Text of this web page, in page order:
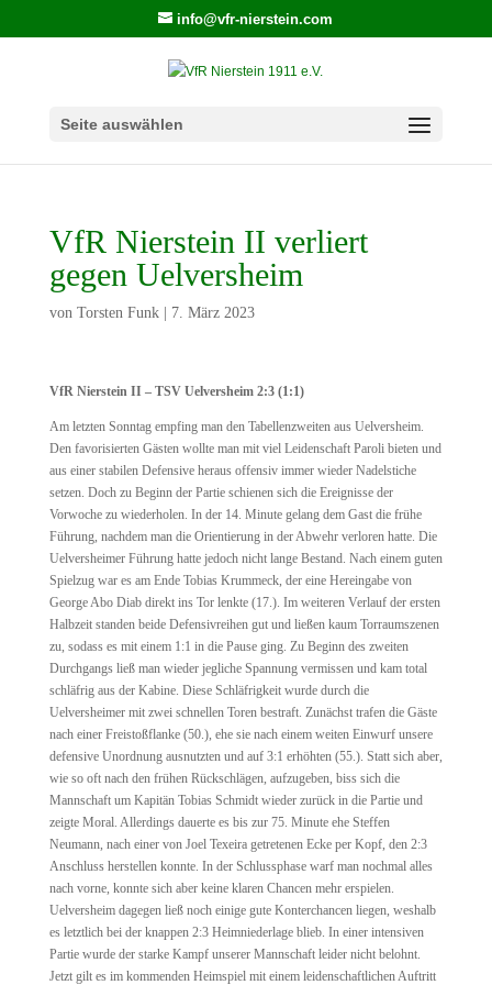
info@vfr-nierstein.com
Seite auswählen
VfR Nierstein II verliert
gegen Uelversheim
von Torsten Funk| 7. März 2023
VfR Nierstein II – TSV Uelversheim 2:3 (1:1)
Am letzten Sonntag empfing man den Tabellenzweiten aus Uelversheim.
Den favorisierten Gästen wollte man mit viel Leidenschaft Paroli bieten und
aus einer stabilen Defensive heraus offensiv immer wieder Nadelstiche
setzen. Doch zu Beginn der Partie schienen sich die Ereignisse der
Vorwoche zu wiederholen. In der 14. Minute gelang dem Gast die frühe
Führung, nachdem man die Orientierung in der Abwehr verloren hatte. Die
Uelversheimer Führung hatte jedoch nicht lange Bestand. Nach einem guten
Spielzug war es am Ende Tobias Krummeck, der eine Hereingabe von
George Abo Diab direkt ins Tor lenkte (17.). Im weiteren Verlauf der ersten
Halbzeit standen beide Defensivreihen gut und ließen kaum Torraumszenen
zu, sodass es mit einem 1:1 in die Pause ging. Zu Beginn des zweiten
Durchgangs ließ man wieder jegliche Spannung vermissen und kam total
schläfrig aus der Kabine. Diese Schläfrigkeit wurde durch die
Uelversheimer mit zwei schnellen Toren bestraft. Zunächst trafen die Gäste
nach einer Freistoßflanke (50.), ehe sie nach einem weiten Einwurf unsere
defensive Unordnung ausnutzten und auf 3:1 erhöhten (55.). Statt sich aber,
wie so oft nach den frühen Rückschlägen, aufzugeben, biss sich die
Mannschaft um Kapitän Tobias Schmidt wieder zurück in die Partie und
zeigte Moral. Allerdings dauerte es bis zur 75. Minute ehe Steffen
Neumann, nach einer von Joel Texeira getretenen Ecke per Kopf, den 2:3
Anschluss herstellen konnte. In der Schlussphase warf man nochmal alles
nach vorne, konnte sich aber keine klaren Chancen mehr erspielen.
Uelversheim dagegen ließ noch einige gute Konterchancen liegen, weshalb
es letztlich bei der knappen 2:3 Heimniederlage blieb. In einer intensiven
Partie wurde der starke Kampf unserer Mannschaft leider nicht belohnt.
Jetzt gilt es im kommenden Heimspiel mit einem leidenschaftlichen Auftritt